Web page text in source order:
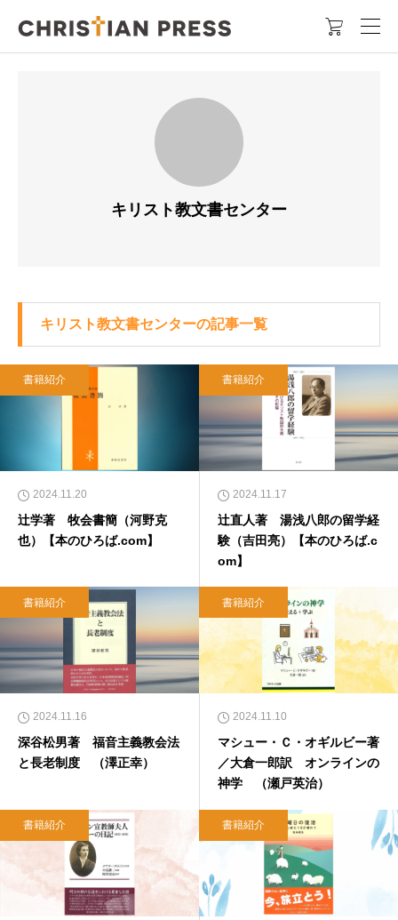

キリスト教文書センター
キリスト教文書センターの記事一覧
書籍紹介
2024.11.20
辻学著 牧会書簡（河野克
也）【本のひろば.com】
書籍紹介
2024.11.17
辻直人著 湯浅八郎の留学経
験（吉田亮）【本のひろば.c
om】
書籍紹介
2024.11.16
深谷松男著 福音主義教会法
と長老制度 （澤正幸）
書籍紹介
2024.11.10
マシュー・Ｃ・オギルビー著
／大倉一郎訳 オンラインの
神学 （瀬戸英治）
書籍紹介 書籍紹介